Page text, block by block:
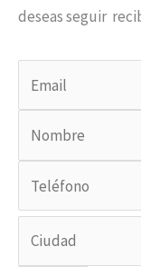
deseas seguir